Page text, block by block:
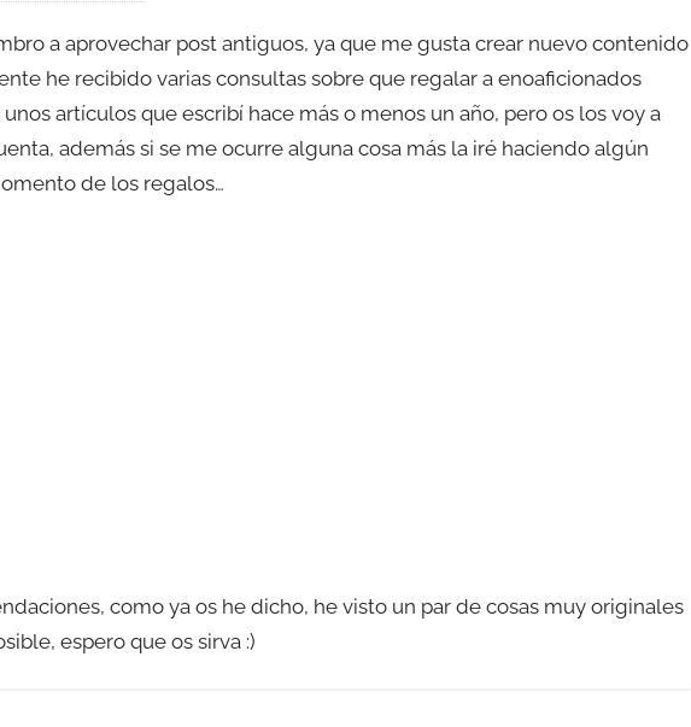
a aprovechar post antiguos, ya que me gusta crear nuevo contenido
he recibido varias consultas sobre que regalar a enoaficionados
artículos que escribí hace más o menos un año, pero os los voy a
además si se me ocurre alguna cosa más la iré haciendo algún
de los regalos…
como ya os he dicho, he visto un par de cosas muy originales
espero que os sirva :)